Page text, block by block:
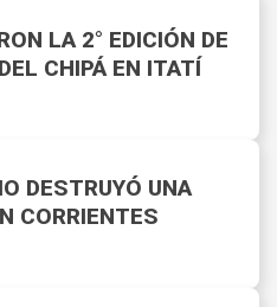
LA 2° EDICIÓN DE
CHIPÁ EN ITATÍ
DESTRUYÓ UNA
CORRIENTES